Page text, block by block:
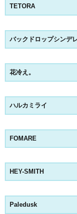
TETORA
バックドロップシンデ
花冷え。
ハルカミライ
FOMARE
HEY-SMITH
Paledusk